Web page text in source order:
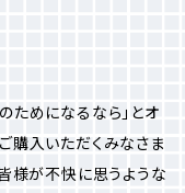
ためになるなら」とオ
購入いただくみなさま
様が不快に思うような